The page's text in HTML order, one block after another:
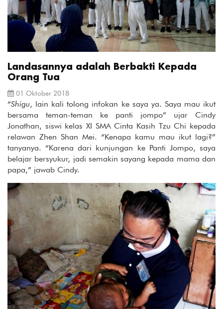
Landasannya adalah Berbakti Kepada
Orang Tua
01 Oktober 2018
“Shigu, lain kali tolong infokan ke saya ya. Saya mau ikut
bersama teman-teman ke panti jompo” ujar Cindy
Jonathan, siswi kelas XI SMA Cinta Kasih Tzu Chi kepada
relawan Zhen Shan Mei. “Kenapa kamu mau ikut lagi?”
tanyanya. “Karena dari kunjungan ke Panti Jompo, saya
belajar bersyukur, jadi semakin sayang kepada mama dan
papa,” jawab Cindy.